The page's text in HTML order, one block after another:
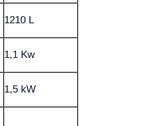
1210 L
1,1 Kw
1,5 kW